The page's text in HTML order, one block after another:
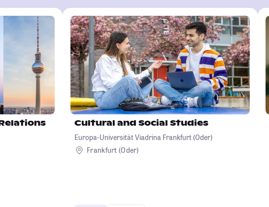
Cultural and Social Studies
Europa-Universität Viadrina Frankfurt (Oder)
Frankfurt (Oder)